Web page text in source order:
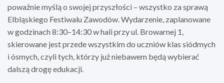
poważnie myślą o swojej przyszłości – wszystko za sprawą
Elbląskiego Festiwalu Zawodów. Wydarzenie, zaplanowane
w godzinach 8:30–14:30 w hali przy ul. Browarnej 1,
skierowane jest przede wszystkim do uczniów klas siódmych
i ósmych, czyli tych, którzy już niebawem będą wybierać
dalszą drogę edukacji.